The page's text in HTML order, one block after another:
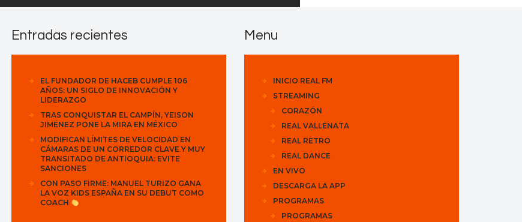
Entradas recientes
EL FUNDADOR DE HACEB CUMPLE 106
AÑOS: UN SIGLO DE INNOVACIÓN Y
LIDERAZGO
TRAS CONQUISTAR EL CAMPÍN, YEISON
JIMÉNEZ PONE LA MIRA EN MÉXICO
MODIFICAN LÍMITES DE VELOCIDAD EN
CÁMARAS DE UN CORREDOR CLAVE Y MUY
TRANSITADO DE ANTIOQUIA: EVITE
SANCIONES
CON PASO FIRME: MANUEL TURIZO GANA
LA VOZ KIDS ESPAÑA EN SU DEBUT COMO
COACH
Menu
INICIO REAL FM
STREAMING
CORAZÓN
REAL VALLENATA
REAL RETRO
REAL DANCE
EN VIVO
DESCARGA LA APP
PROGRAMAS
PROGRAMAS